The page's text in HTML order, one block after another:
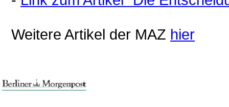
Weitere Artikel der MAZ hier